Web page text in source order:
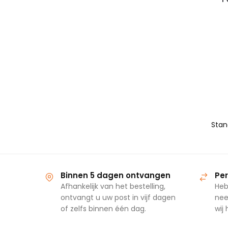
Binnen 5 dagen ontvangen
Afhankelijk van het bestelling,
ontvangt u uw post in vijf dagen
of zelfs binnen één dag.
wij